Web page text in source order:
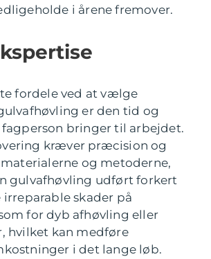
i årene fremover.
fordele ved at vælge
er den tid og
fagperson bringer til arbejdet.
kræver præcision og
og metoderne,
gulvafhøvling udført forkert
irreparable skader på
for dyb afhøvling eller
hvilket kan medføre
i det lange løb.